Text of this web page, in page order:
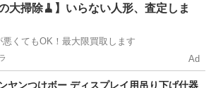
服/ファッション ドクロ
の大掃除🧹】いらない人形、査定しま
悪くてもOK！最大限買取します
Ad
ヤンつけボー ディスプレイ用吊り下げ什器